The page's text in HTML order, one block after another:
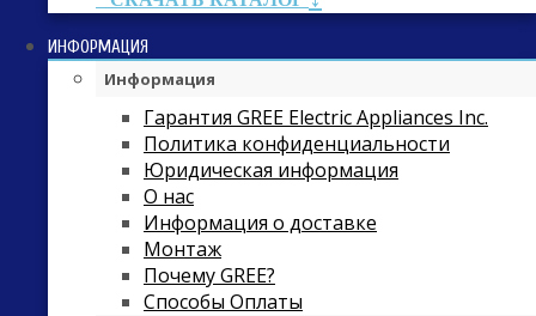
ИНФОРМАЦИЯ
Информация
Гарантия GREE Electric Appliances Inc.
Политика конфиденциальности
Юридическая информация
О нас
Информация о доставке
Монтаж
Почему GREE?
Способы Оплаты